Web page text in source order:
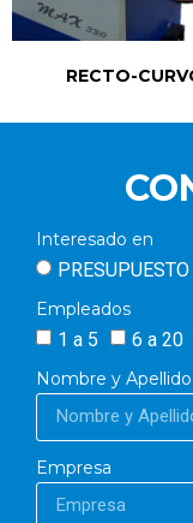
RECTO-
Interesado en
PRESUPUESTO
Empleados
1 a 5 6 a 20
Nombre y Apellido
Empresa